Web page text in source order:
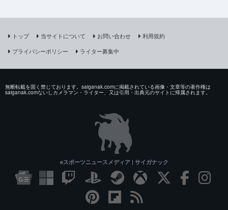
トップ 当サイトについて お問い合わせ
利用規約
プライバシーポリシー
ライター募集中
無断転載を固く禁じております。saiganak.comに掲載されている画像・文章等の著作権は
saiganak.comないしカメラマン・ライター、又は引用・出典元のサイトに帰属されます。
eスポーツニュースメディア | サイガナック